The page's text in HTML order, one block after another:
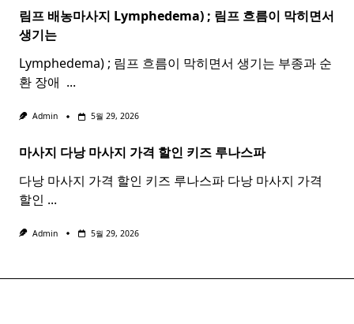
림프 배농마사지 Lymphedema) ; 림프 흐름이 막히면서
생기는
Lymphedema) ; 림프 흐름이 막히면서 생기는 부종과 순
환 장애 ​ ...
Admin 5월 29, 2026
마사지 다낭마사지 가격 할인 키즈 루나스파
다낭 마사지 가격 할인 키즈 루나스파 다낭 마사지 가격
할인 ...
Admin 5월 29, 2026